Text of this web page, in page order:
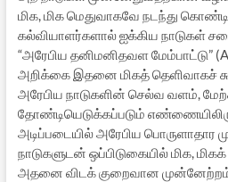
மிக, மிக மெதுவாகவே நடந்து
கல்வியாளர்களால் ஐக்கிய நாடுகள்
“அரேபிய தனிமனிதவள மேம்பாட்டு”
அறிக்கை இதனை மிகத் தெளிவாகச்
அரேபிய நாடுகளின் செல்வ வளம்,
தோண்டியெடுக்கப்படும்
அடிப்படையில் அரேபிய பொருளாதார
நாடுகளுடன் ஒப்பிடுகையில் மிக,
அதனை விடக் குறைவான